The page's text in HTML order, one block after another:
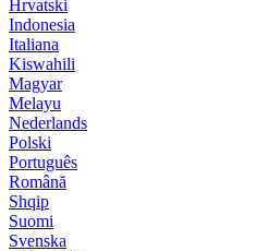
Hrvatski
Indonesia
Italiana
Kiswahili
Magyar
Melayu
Nederlands
Polski
Português
Română
Shqip
Suomi
Svenska